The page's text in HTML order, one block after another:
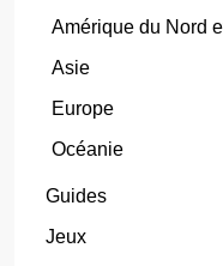
Amérique du Nord
Asie
Europe
Océanie
Guides
Jeux